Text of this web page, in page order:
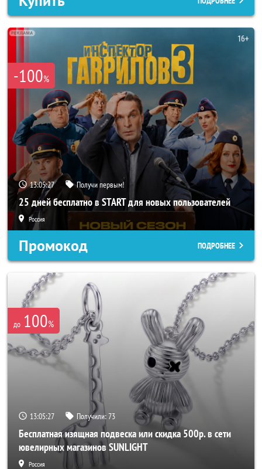
-100%
13:05:25 Получи первым!
25 дней бесплатно в START для новых пользователей
Россия
Промокод ПОДРОБНЕЕ
до 100%
13:05:25 Получили:73
Бесплатная изящная подвеска или скидка 500р. в сети
ювелирных магазинов SUNLIGHT
Россия